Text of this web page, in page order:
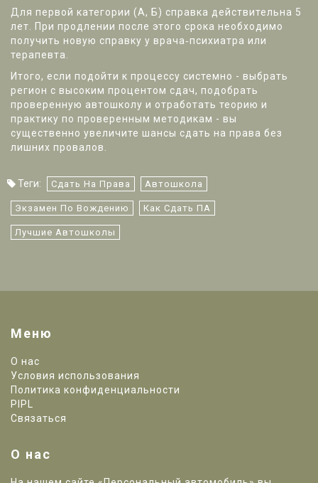
Для первой категории (А, Б) справка действительна 5
лет. При продлении после этого срока необходимо
получить новую справку у врача‑психиатра или
терапевта.
Итого, если подойти к процессу системно - выбрать
регион с высоким процентом сдач, подобрать
проверенную автошколу и отработать теорию и
практику по проверенным методикам - вы
существенно увеличите шансы сдать на права без
лишних провалов.
Теги: Сдать На Права Автошкола
Экзамен По Вождению Как Сдать ПА
Лучшие Автошколы
Меню
О нас
Условия использования
Политика конфиденциальности
PIPL
Связаться
О нас